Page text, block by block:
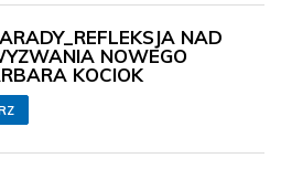
NAD
NOWEGO
KOCIOK